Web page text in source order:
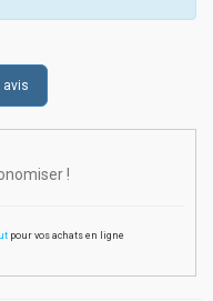
avis
!
pour vos achats en ligne